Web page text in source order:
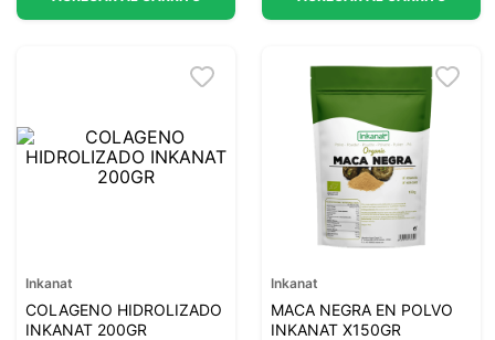
Inkanat
COLAGENO HIDROLIZADO
INKANAT 200GR
Inkanat
MACA NEGRA EN POLVO
INKANAT X150GR